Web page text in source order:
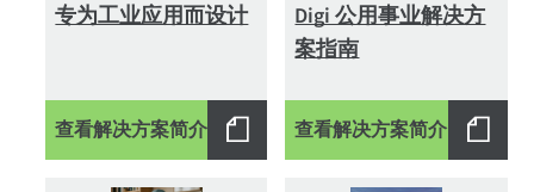
专为工业应用而设计
查看解决方案简介
Digi 公用事业解决方
案指南
查看解决方案简介